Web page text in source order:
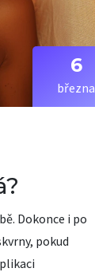
6
března
Dokonce i po
pokud